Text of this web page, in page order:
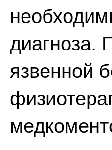
диагноза.
язвенной